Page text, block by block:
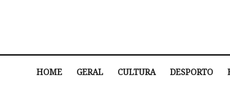
HOME GERAL CULTURA DESPORTO